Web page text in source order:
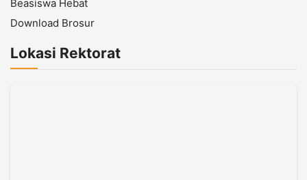
Beasiswa Hebat
Download Brosur
Lokasi Rektorat